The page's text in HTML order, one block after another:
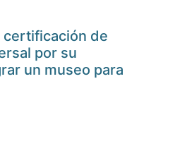
certificación de
por su
un museo para